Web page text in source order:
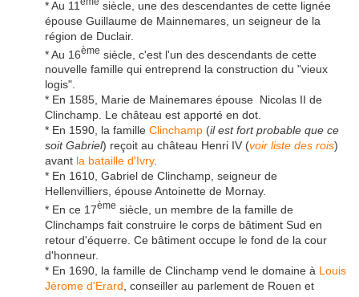
* Au 11
siècle, une des descendantes de cette lignée
épouse Guillaume de Mainnemares, un seigneur de la
région de Duclair.
* Au 16ème siècle, c'est l'un des descendants de cette
nouvelle famille qui entreprend la construction du "vieux
logis".
* En 1585, Marie de Mainemares épouse Nicolas II de
Clinchamp. Le château est apporté en dot.
* En 1590, la famille Clinchamp (il est fort probable que ce
soit Gabriel) reçoit au château Henri IV (voir liste des rois)
avant la bataille d'Ivry.
* En 1610, Gabriel de Clinchamp, seigneur de
Hellenvilliers, épouse Antoinette de Mornay.
* En ce 17ème siècle, un membre de la famille de
Clinchamps fait construire le corps de bâtiment Sud en
retour d'équerre. Ce bâtiment occupe le fond de la cour
d'honneur.
* En 1690, la famille de Clinchamp vend le domaine à Louis
Jérome d'Erard , conseiller au parlement de Rouen et